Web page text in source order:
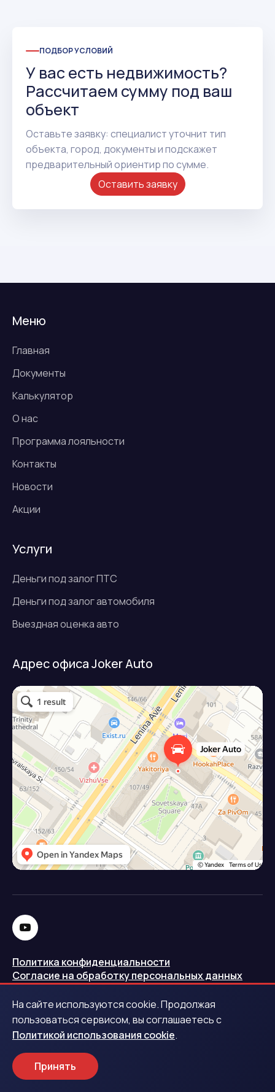
ПОДБОР УСЛОВИЙ
У вас есть недвижимость?
Рассчитаем сумму под ваш
объект
Оставьте заявку: специалист уточнит тип
объекта, город, документы и подскажет
предварительный ориентир по сумме.
Оставить заявку
Меню
Главная
Документы
Калькулятор
О нас
Программа лояльности
Контакты
Новости
Акции
Услуги
Деньги под залог ПТС
Деньги под залог автомобиля
Выездная оценка авто
Адрес офиса Joker Auto
Джокер авто
Займ под залог авто в Подольске
Микрофинансовая организация в Подольске
Политика конфиденциальности
Согласие на обработку персональных данных
Политика использования cookie
Запись в реестре операторов персональных данных
РКН
Центральный банк Российской Федерации
На сайте используются cookie. Продолжая
пользоваться сервисом, вы соглашаетесь с
Политикой использования cookie.
Принять